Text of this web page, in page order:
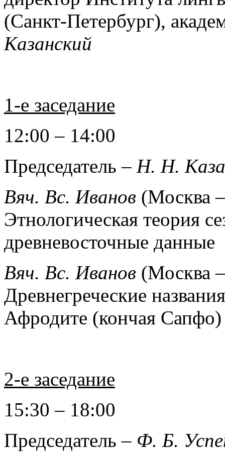
(Санкт-Петербург),
Казанский
1-е заседание
12:00 – 14:00
Председатель – Н. Н.
Вяч. Вс. Иванов (Москва
Этнологическая теория
древневосточные данные
Вяч. Вс. Иванов (Москва
Древнегреческие
Афродите (кончая Сапфо)
2-е заседание
15:30 – 18:00
Председатель – Ф. Б.